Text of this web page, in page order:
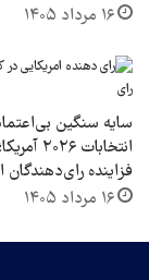
۱۶ مرداد ۱۴۰۵
سایه سنگین
انتخابات
فزاینده رای‌دهندگان
۱۶ مرداد ۱۴۰۵